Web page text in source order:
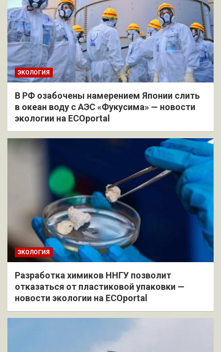
ЭКОЛОГИЯ
В РФ озабочены намерением Японии слить
в океан воду с АЭС «Фукусима» — новости
экологии на ECOportal
ЭКОЛОГИЯ
Разработка химиков ННГУ позволит
отказаться от пластиковой упаковки —
новости экологии на ECOportal